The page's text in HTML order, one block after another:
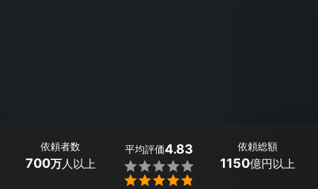
依頼者数
700万人以上
平均評価4.83


依頼総額
1150億円以上